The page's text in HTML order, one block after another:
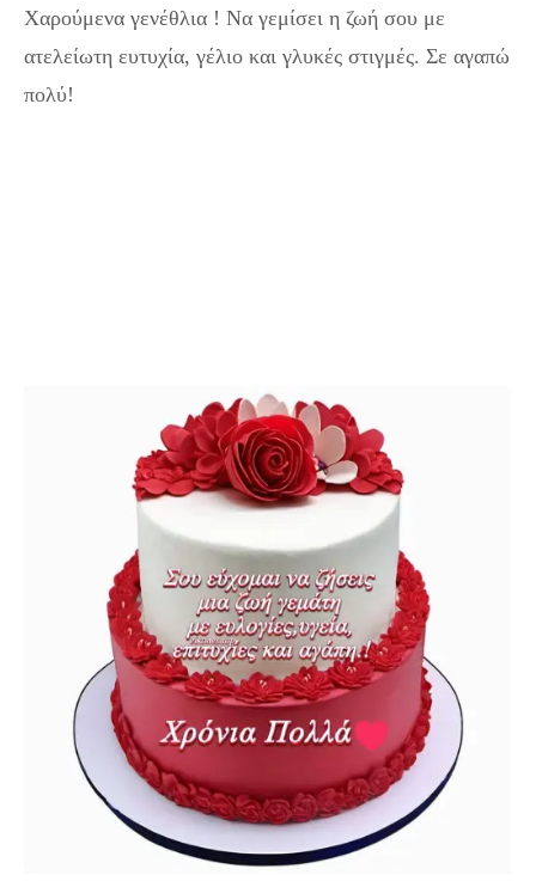
Χαρούμενα γενέθλια ! Να γεμίσει η ζωή σου με
ατελείωτη ευτυχία, γέλιο και γλυκές στιγμές. Σε αγαπώ
πολύ!